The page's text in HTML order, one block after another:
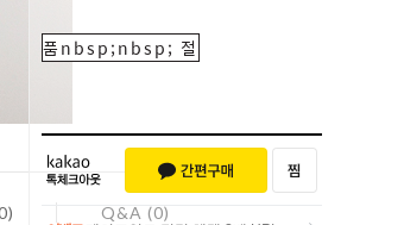
품nbsp;nbsp; 절
페이포인트 적립 혜택 2배 UP!
Q&A (0)